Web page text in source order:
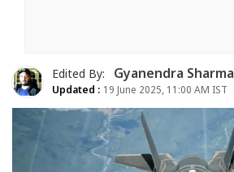
Edited By: Gyanendra Sharma
Updated : 19 June 2025, 11:00 AM IST